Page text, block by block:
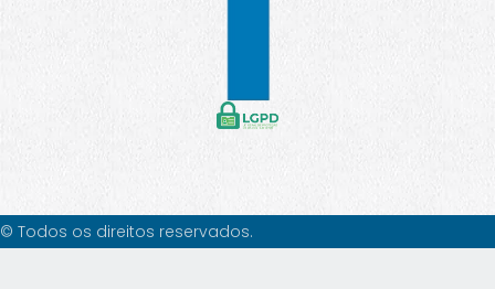
© Todos os direitos reservados.